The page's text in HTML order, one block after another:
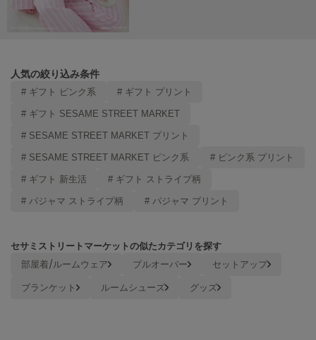
ミラオーウェン
モワージュ
MUCHA
NEW Balance
nezu
NIKE
ナイキ
人気の絞り込み条件
# ギフト ピンク系 # ギフト プリント
# ギフト SESAME STREET MARKET
# SESAME STREET MARKET プリント
# SESAME STREET MARKET ピンク系 # ピンク系 プリント
# ギフト 新生活 # ギフト ストライプ柄
# パジャマ ストライプ柄 # パジャマ プリント
セサミストリートマーケットの似たカテゴリを探す
部屋着/ルームウェア プルオーバー
セットアップ
ブランケット
ルームシューズ グッズ